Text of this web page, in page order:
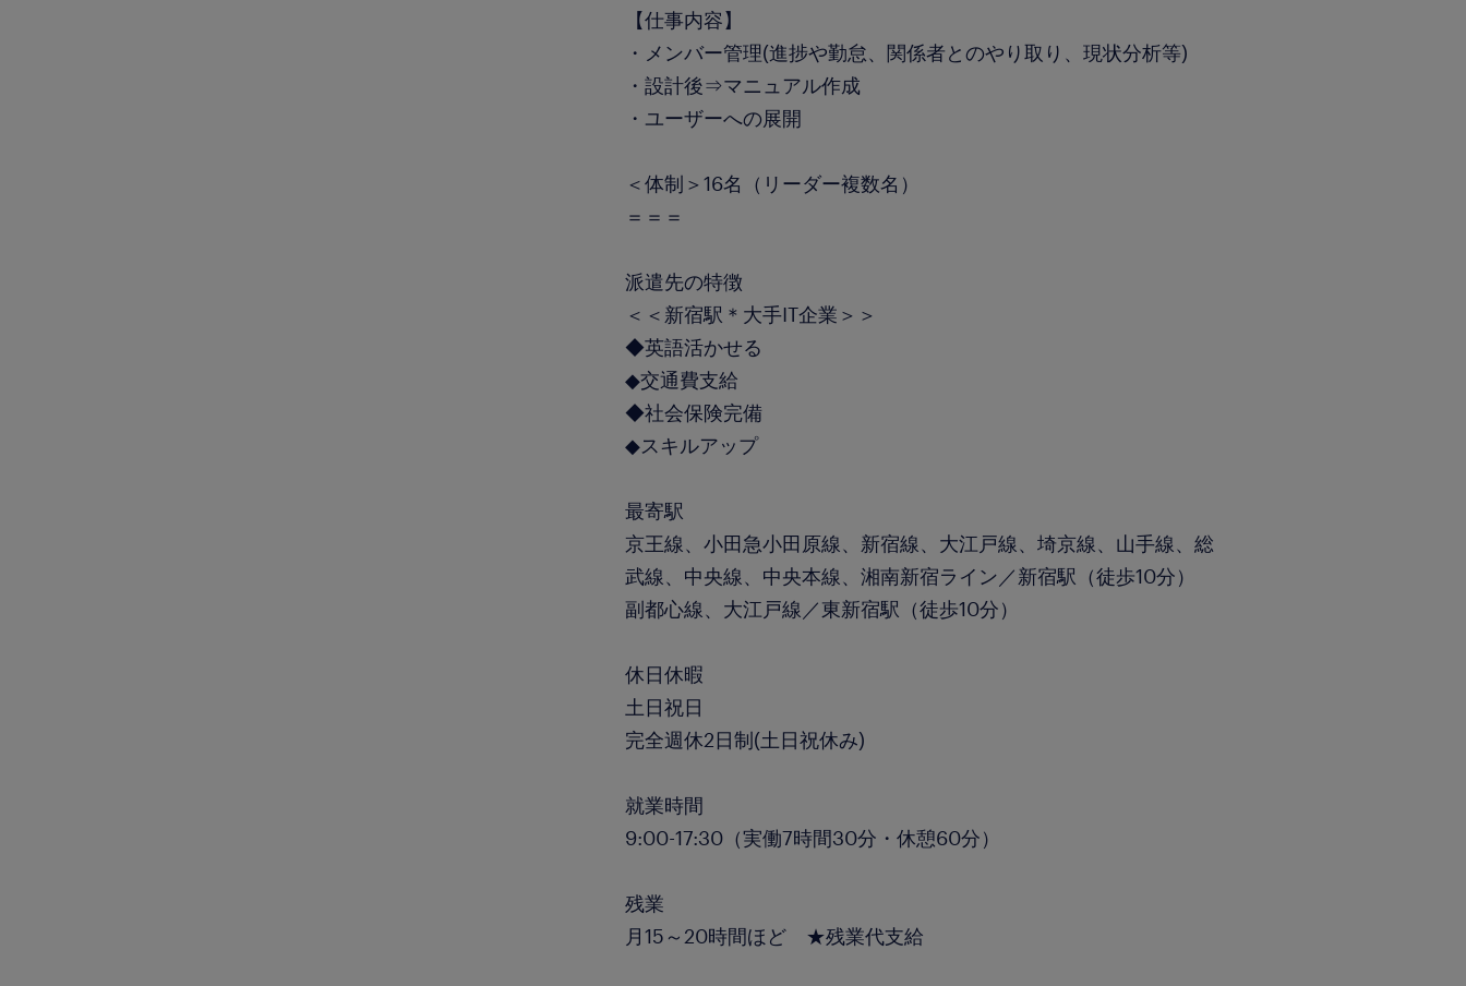
【仕事内容】
・メンバー管理(進捗や勤怠、関係者とのやり取り、現状分析等)
・設計後⇒マニュアル作成
・ユーザーへの展開
＜体制＞16名（リーダー複数名）
＝＝＝
派遣先の特徴
＜＜新宿駅＊大手IT企業＞＞
◆英語活かせる
◆交通費支給
◆社会保険完備
◆スキルアップ
最寄駅
京王線、小田急小田原線、新宿線、大江戸線、埼京線、山手線、総
武線、中央線、中央本線、湘南新宿ライン／新宿駅（徒歩10分）
副都心線、大江戸線／東新宿駅（徒歩10分）
休日休暇
土日祝日
完全週休2日制(土日祝休み)
就業時間
9:00-17:30（実働7時間30分・休憩60分）
残業
月15～20時間ほど ★残業代支給